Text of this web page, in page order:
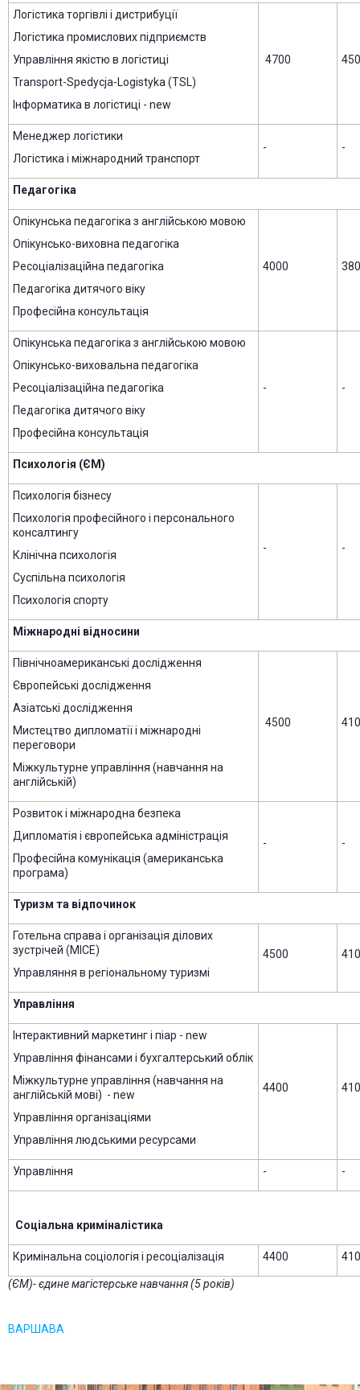
Логістика торгівлі і дистрибуції
Логістика промислових підприємств
Управління якістю в логістиці
Transport-Spedycja-Logistyka (TSL)
Інформатика в логістиці - new
4700
Менеджер логістики
Логістика і міжнародний транспорт
- -
Педагогіка
Опікунська педагогіка з англійською мовою
Опікунсько-виховна педагогіка
Ресоціалізаційна педагогіка
Педагогіка дитячого віку
Професійна консультація
4000
Опікунська педагогіка з англійською мовою
Опікунсько-виховальна педагогіка
Ресоціалізаційна педагогіка
Педагогіка дитячого віку
Професійна консультація
- -
Психологія (ЄМ)
Психологія бізнесу
Психологія професійного і персонального
консалтингу
Клінічна психологія
Суспільна психологія
Психологія спорту
- -
Міжнародні відносини
Північноамериканські дослідження
Європейські дослідження
Азіатські дослідження
Мистецтво дипломатії і міжнародні
переговори
Міжкультурне управління (навчання на
англійській)
4500
Розвиток і міжнародна безпека
Дипломатія і європейська адміністрація
Професійна комунікація (американська
програма)
- -
Туризм та відпочинок
Готельна справа і організація ділових
зустрічей (MICE)
Управляння в регіональному туризмі
4500
Управління
Інтерактивний маркетинг і піар - new
Управління фінансами і бухгалтерський облік
Міжкультурне управління (навчання на
англійській мові) - new
Управління організаціями
Управління людськими ресурсами
4400
Управління - -
Соціальна криміналістика
Кримінальна соціологія і ресоціалізація 4400
(ЄМ)- єдине магістерське навчання (5 років)
ВАРШАВА